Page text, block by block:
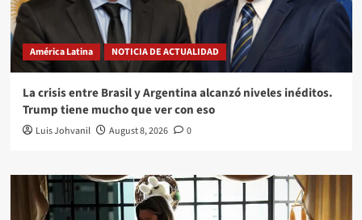
América Latina NOTICIA DE ACTUALIDAD
La crisis entre Brasil y Argentina alcanzó niveles inéditos.
Trump tiene mucho que ver con eso
Luis Johvanil August 8, 2026 0